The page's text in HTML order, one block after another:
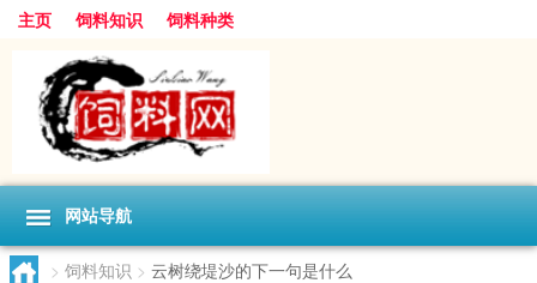
主页 饲料知识 饲料种类
网站导航
> 饲料知识 > 云树绕堤沙的下一句是什么